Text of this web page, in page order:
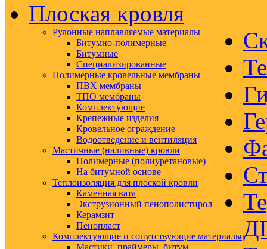
Плоская кровля
Рулонные наплавляемые материалы
Битумно-полимерные
Битумные
Специализированные
Полимерные кровельные мембраны
ПВХ мембраны
ТПО мембраны
Комплектующие
Крепежные изделия
Кровельное ограждение
Водоотведение и вентиляция
Мастичные (наливные) кровли
Полимерные (полиуретановые)
На битумной основе
Теплоизоляция для плоской кровли
Каменная вата
Экструзионный пенополистирол
Керамзит
Пенопласт
Комплектующие и сопутствующие материалы
Мастики, праймеры, битум